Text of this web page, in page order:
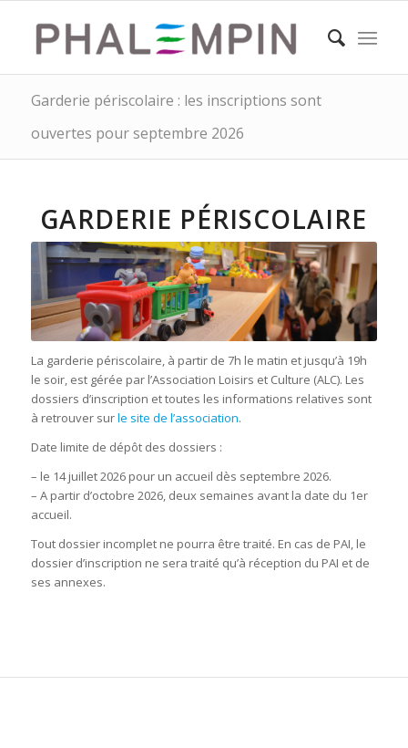
Garderie périscolaire : les inscriptions sont
ouvertes pour septembre 2026
GARDERIE PÉRISCOLAIRE
La garderie périscolaire, à partir de 7h le matin et jusqu’à 19h
le soir, est gérée par l’Association Loisirs et Culture (ALC). Les
dossiers d’inscription et toutes les informations relatives sont
à retrouver surle site de l’association.
Date limite de dépôt des dossiers :
– le 14 juillet 2026 pour un accueil dès septembre 2026.
– A partir d’octobre 2026, deux semaines avant la date du 1er
accueil.
Tout dossier incomplet ne pourra être traité. En cas de PAI, le
dossier d’inscription ne sera traité qu’à réception du PAI et de
ses annexes.